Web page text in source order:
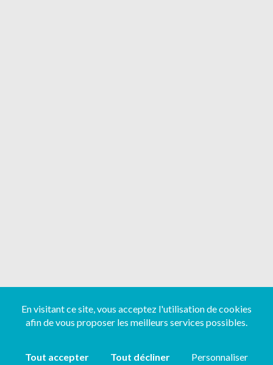
Copyright ©2026
En visitant ce site, vous acceptez l'utilisation de cookies
afin de vous proposer les meilleurs services possibles.
Tout accepter Tout décliner Personnaliser